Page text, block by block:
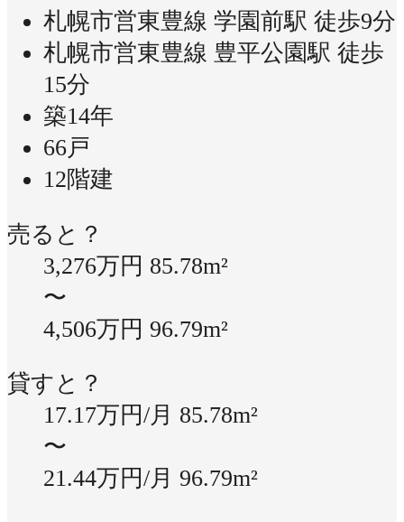
札幌市営東豊線 学園前駅 徒歩9分
札幌市営東豊線 豊平公園駅 徒歩
15分
築14年
66戸
12階建
売ると？
3,276万円 85.78m²
〜
4,506万円 96.79m²
貸すと？
17.17万円/月 85.78m²
〜
21.44万円/月 96.79m²